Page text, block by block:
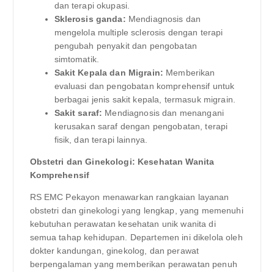
dan terapi okupasi.
Sklerosis ganda: Mendiagnosis dan
mengelola multiple sclerosis dengan terapi
pengubah penyakit dan pengobatan
simtomatik.
Sakit Kepala dan Migrain: Memberikan
evaluasi dan pengobatan komprehensif untuk
berbagai jenis sakit kepala, termasuk migrain.
Sakit saraf: Mendiagnosis dan menangani
kerusakan saraf dengan pengobatan, terapi
fisik, dan terapi lainnya.
Obstetri dan Ginekologi: Kesehatan Wanita
Komprehensif
RS EMC Pekayon menawarkan rangkaian layanan
obstetri dan ginekologi yang lengkap, yang memenuhi
kebutuhan perawatan kesehatan unik wanita di
semua tahap kehidupan. Departemen ini dikelola oleh
dokter kandungan, ginekolog, dan perawat
berpengalaman yang memberikan perawatan penuh